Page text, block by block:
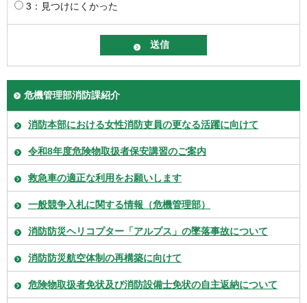
3：見つけにくかった
危機管理部消防課紹介
消防本部における女性消防吏員の更なる活躍に向けて
令和8年度危険物取扱者保安講習のご案内
救急車の適正な利用をお願いします
一般競争入札に関する情報（危機管理部）
消防防災ヘリコプター「アルプス」の墜落事故について
消防防災航空体制の再構築に向けて
危険物取扱者免状及び消防設備士免状の自主返納について